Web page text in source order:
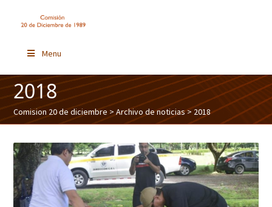
Menu
2018
Comision 20 de diciembre >Archivo de noticias> 2018